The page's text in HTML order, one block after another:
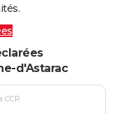
d'Astarac
CCR